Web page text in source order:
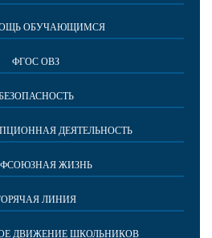
ОБУЧАЮЩИМСЯ
ФГОС ОВЗ
ДЕЯТЕЛЬНОСТЬ
ЖИЗНЬ
ЛИНИЯ
ДВИЖЕНИЕ ШКОЛЬНИКОВ